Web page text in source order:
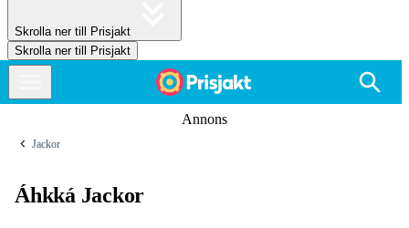
Skrolla ner till Prisjakt
Skrolla ner till Prisjakt
Annons
Jackor
Áhkká Jackor